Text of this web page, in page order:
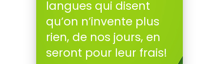
langues qui disent
qu’on n’invente plus
rien, de nos jours, en
seront pour leur frais!